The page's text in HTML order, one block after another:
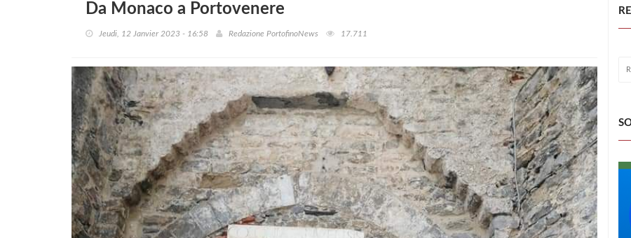
Da Monaco a Portovenere
Jeudi, 12 Janvier 2023 - 16:58 Redazione PortofinoNews 17.711